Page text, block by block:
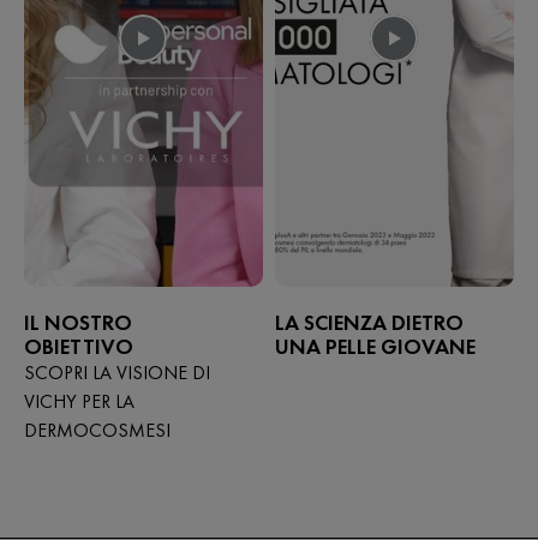
IL NOSTRO
OBIETTIVO
SCOPRI LA VISIONE DI
VICHY PER LA
DERMOCOSMESI
LA SCIENZA DIETRO
UNA PELLE GIOVANE